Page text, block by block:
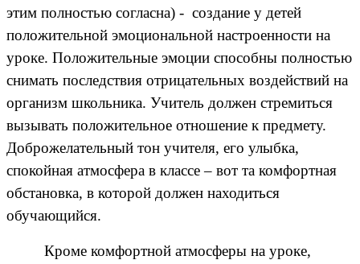
этим полностью согласна) - создание у детей
положительной эмоциональной настроенности на
уроке. Положительные эмоции способны полностью
снимать последствия отрицательных воздействий на
организм школьника. Учитель должен стремиться
вызывать положительное отношение к предмету.
Доброжелательный тон учителя, его улыбка,
спокойная атмосфера в классе – вот та комфортная
обстановка, в которой должен находиться
обучающийся.
Кроме комфортной атмосферы на уроке,